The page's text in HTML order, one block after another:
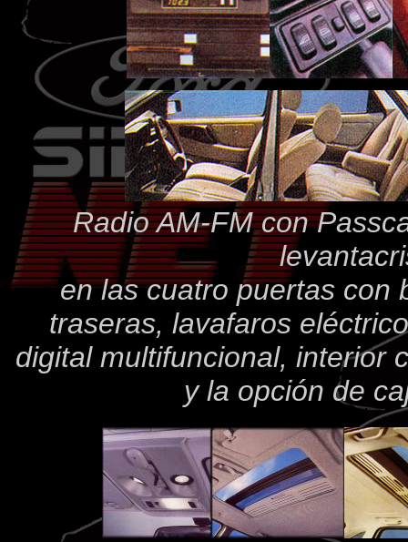
Radio AM-FM con
en las cuatro puertas con
traseras, lavafaros
digital multifuncional, interior
y la opción de